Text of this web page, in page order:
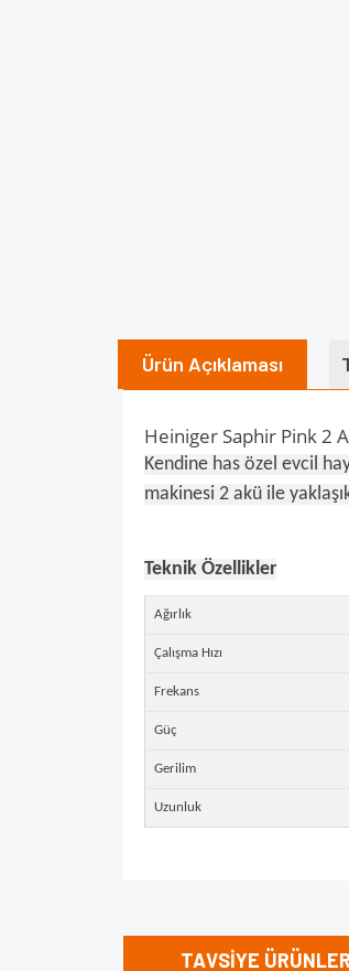
Ürün Açıklaması
Heiniger Saphir Pink 2
Kendine has özel evcil
makinesi 2 akü ile
Teknik Özellikler
Ağırlık
Çalışma Hızı
Frekans
Güç
Gerilim
Uzunluk
Görüş ve önerileriniz için
TAVSİYE ÜRÜNLER